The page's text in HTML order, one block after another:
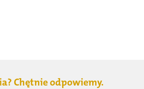
Chętnie odpowiemy.